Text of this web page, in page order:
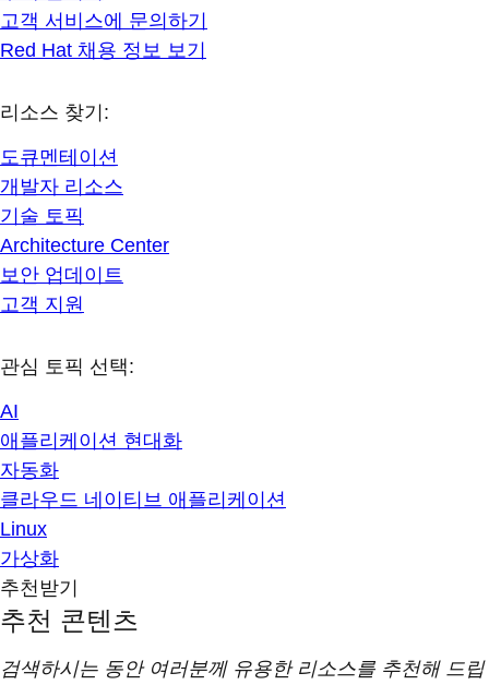
고객 서비스에 문의하기
Red Hat 채용 정보 보기
리소스 찾기:
도큐멘테이션
개발자 리소스
기술 토픽
Architecture Center
보안 업데이트
고객 지원
관심 토픽 선택:
AI
애플리케이션 현대화
자동화
클라우드 네이티브 애플리케이션
Linux
가상화
추천받기
추천 콘텐츠
검색하시는 동안 여러분께 유용한 리소스를 추천해 드립